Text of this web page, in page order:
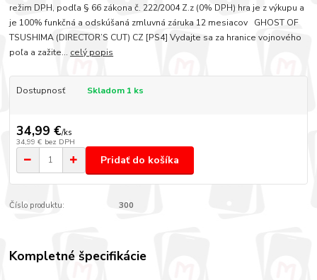
režim DPH, podľa § 66 zákona č. 222/2004 Z.z (0% DPH) hra je z výkupu a
je 100% funkčná a odskúšaná zmluvná záruka 12 mesiacov GHOST OF
TSUSHIMA (DIRECTOR’S CUT) CZ [PS4] Vydajte sa za hranice vojnového
poľa a zažite... celý popis
Dostupnosť Skladom 1 ks
34,99 €/ks
34,99 € bez DPH
Pridať do košíka
Číslo produktu: 300
Kompletné špecifikácie